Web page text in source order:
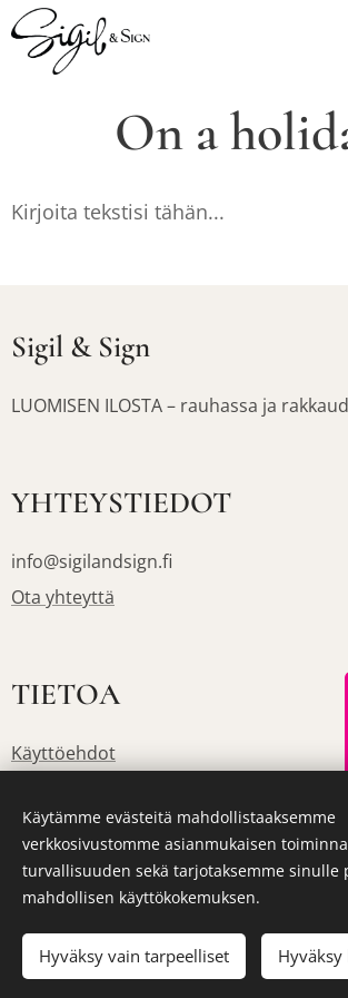
On a
Kirjoita tekstisi tähän...
Sigil & Sign
LUOMISEN ILOSTA – rauhassa ja
YHTEYSTIEDOT
info@sigilandsign.fi
Ota yhteyttä
TIETOA
Käyttöehdot
Tietosuojakäytäntö
Kielet
English
Käytämme evästeitä mahdollistaaksemme
verkkosivustomme asianmukaisen
turvallisuuden sekä tarjotaksemme sinulle
mahdollisen käyttökokemuksen.
Hyväksy vain tarpeelliset Hyväksy